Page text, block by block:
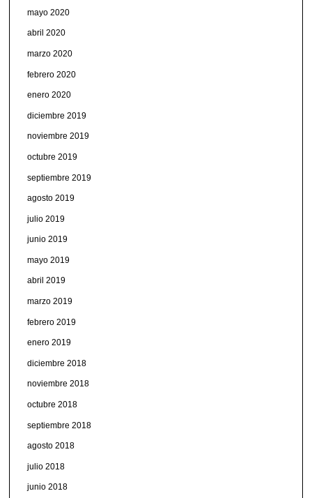
mayo 2020
abril 2020
marzo 2020
febrero 2020
enero 2020
diciembre 2019
noviembre 2019
octubre 2019
septiembre 2019
agosto 2019
julio 2019
junio 2019
mayo 2019
abril 2019
marzo 2019
febrero 2019
enero 2019
diciembre 2018
noviembre 2018
octubre 2018
septiembre 2018
agosto 2018
julio 2018
junio 2018